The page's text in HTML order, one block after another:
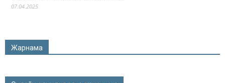
07.04.2025
Жарнама